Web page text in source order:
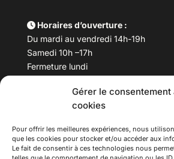
Gérer le consentement
cookies
Pour offrir les meilleures expériences, nous
que les cookies pour stocker et/ou accéder aux
Le fait de consentir à ces technologies nous
Horaires d’ouverture :
Du mardi au vendredi 14h-19h
Samedi 10h –17h
Fermeture lundi
Téléphone : 04 78 53 06 40